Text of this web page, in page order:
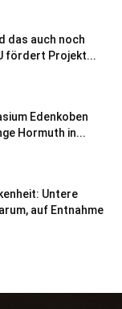
das auch noch
fördert Projekt...
Edenkoben
Hormuth in...
Untere
auf Entnahme